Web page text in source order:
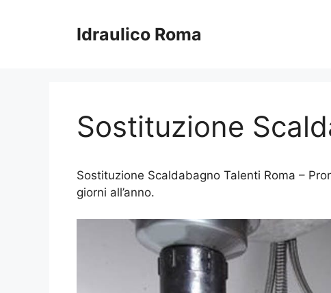
Idraulico Roma
Sostituzione
Sostituzione Scaldabagno Talenti Roma –
giorni all’anno.